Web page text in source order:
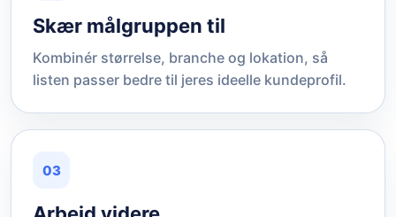
Skær målgruppen til
Kombinér størrelse, branche og lokation, så
listen passer bedre til jeres ideelle kundeprofil.
03